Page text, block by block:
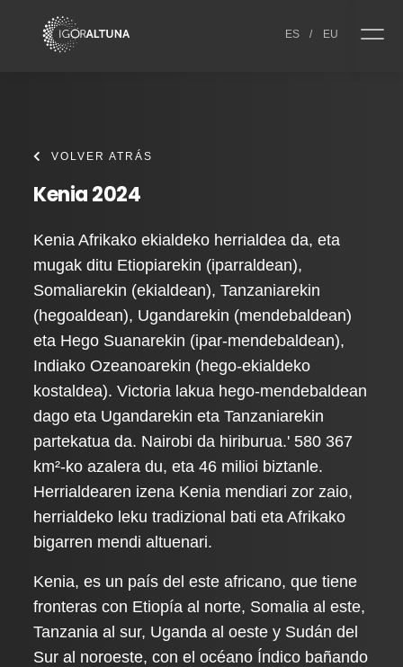
ES / EU
VOLVER ATRÁS
Kenia 2024
Kenia Afrikako ekialdeko herrialdea da, eta
mugak ditu Etiopiarekin (iparraldean),
Somaliarekin (ekialdean), Tanzaniarekin
(hegoaldean), Ugandarekin (mendebaldean)
eta Hego Suanarekin (ipar-mendebaldean),
Indiako Ozeanoarekin (hego-ekialdeko
kostaldea). Victoria lakua hego-mendebaldean
dago eta Ugandarekin eta Tanzaniarekin
partekatua da. Nairobi da hiriburua.' 580 367
km²-ko azalera du, eta 46 milioi biztanle.
Herrialdearen izena Kenia mendiari zor zaio,
herrialdeko leku tradizional bati eta Afrikako
bigarren mendi altuenari.
Kenia, es un país del este africano, que tiene
fronteras con Etiopía al norte, Somalia al este,
Tanzania al sur, Uganda al oeste y Sudán del
Sur al noroeste, con el océano Índico bañando